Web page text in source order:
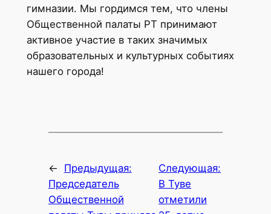
гимназии. Мы гордимся тем, что члены
Общественной палаты РТ принимают
активное участие в таких значимых
образовательных и культурных событиях
нашего города!
←
Предыдущая:
Председатель
Общественной
Следующая:
В Туве
отметили